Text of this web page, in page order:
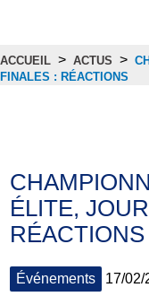
ACCUEIL > ACTUS >
FINALES : RÉACTIONS
ÉLITE,
RÉACTIONS
Événements 17/02/